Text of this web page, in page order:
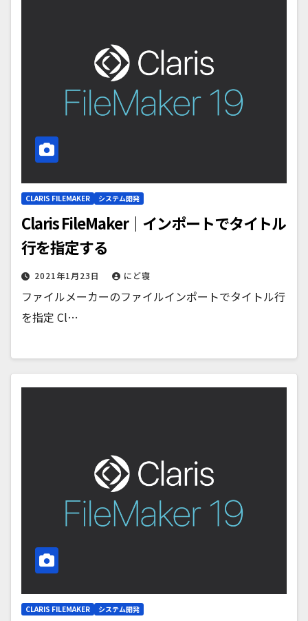
CLARIS FILEMAKER システム開発
Claris FileMaker｜インポートでタイトル
行を指定する
2021年1月23日 にど寝
ファイルメーカーのファイルインポートでタイトル行
を指定 Cl…
CLARIS FILEMAKER システム開発